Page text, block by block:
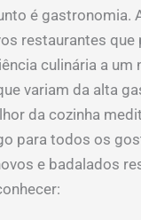
é gastronomia.
restaurantes que
culinária a um
variam da alta
da cozinha
para todos os
e badalados